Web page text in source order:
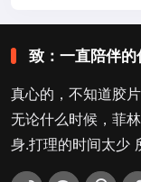
致：一直陪伴的
真心的，不知道胶
无论什么时候，菲
身.打理的时间太少